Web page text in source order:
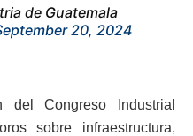
de Guatemala
20, 2024
del Congreso Industrial
sobre infraestructura,